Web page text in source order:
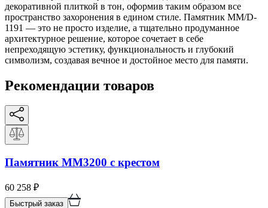
декоративной плиткой в тон, оформив таким образом все
пространство захоронения в едином стиле. Памятник ММ/D-
1191 — это не просто изделие, а тщательно продуманное
архитектурное решение, которое сочетает в себе
непреходящую эстетику, функциональность и глубокий
символизм, создавая вечное и достойное место для памяти.
Рекомендации товаров
Памятник ММ3200 с крестом
60 258 ₽
Быстрый заказ